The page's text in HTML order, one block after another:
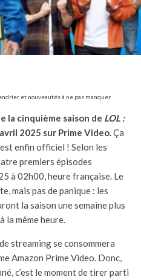
et nouveautés à ne pas manquer
la cinquième saison de LOL :
2025 sur Prime Video.Ça
enfin officiel ! Selon les
premiers épisodes
à 02h00, heure française. Le
mais pas de panique : les
la saison une semaine plus
la même heure.
streaming se consommera
Amazon Prime Video. Donc,
c’est le moment de tirer parti